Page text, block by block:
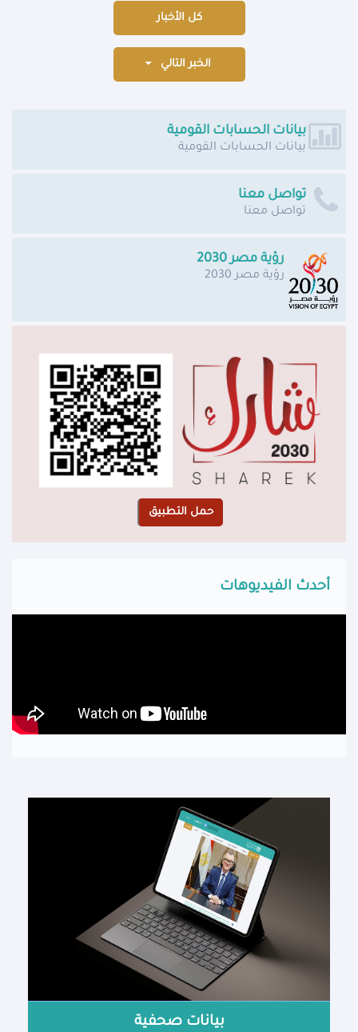
كل الأخبار
الخبر التالي
بيانات الحسابات القومية
بيانات الحسابات القومية
تواصل معنا
تواصل معنا
رؤية مصر 2030
رؤية مصر 2030
أحدث الفيديوهات
بيانات صحفية